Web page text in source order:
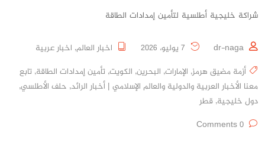
شراكة خليجية أطلسية لتأمين إمدادات الطاقة
dr-naga اخبار العالم, اخبار عربية
أزمة مضيق هرمز, الإمارات, البحرين, الكويت, تأمين إمدادات الطاقة, تابع
معنا الأخبار العربية والدولية والعالم الإسلامي | أخبار الرائد, حلف الأطلسي,
دول خليجية, قطر